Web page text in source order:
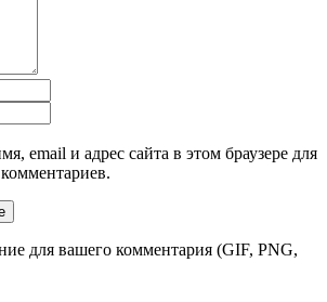
email и адрес сайта в этом браузере для
для вашего комментария (GIF, PNG,